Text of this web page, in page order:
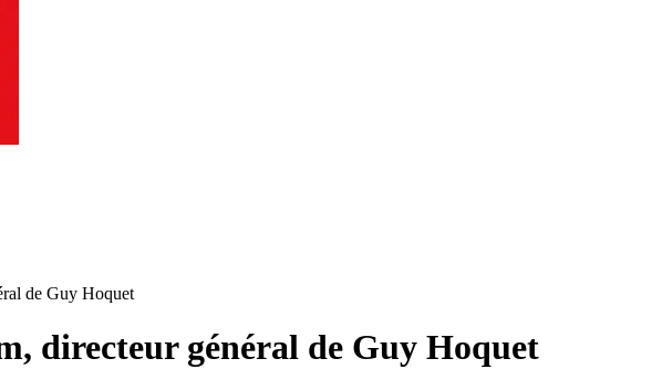
de Guy Hoquet
directeur général de Guy Hoquet